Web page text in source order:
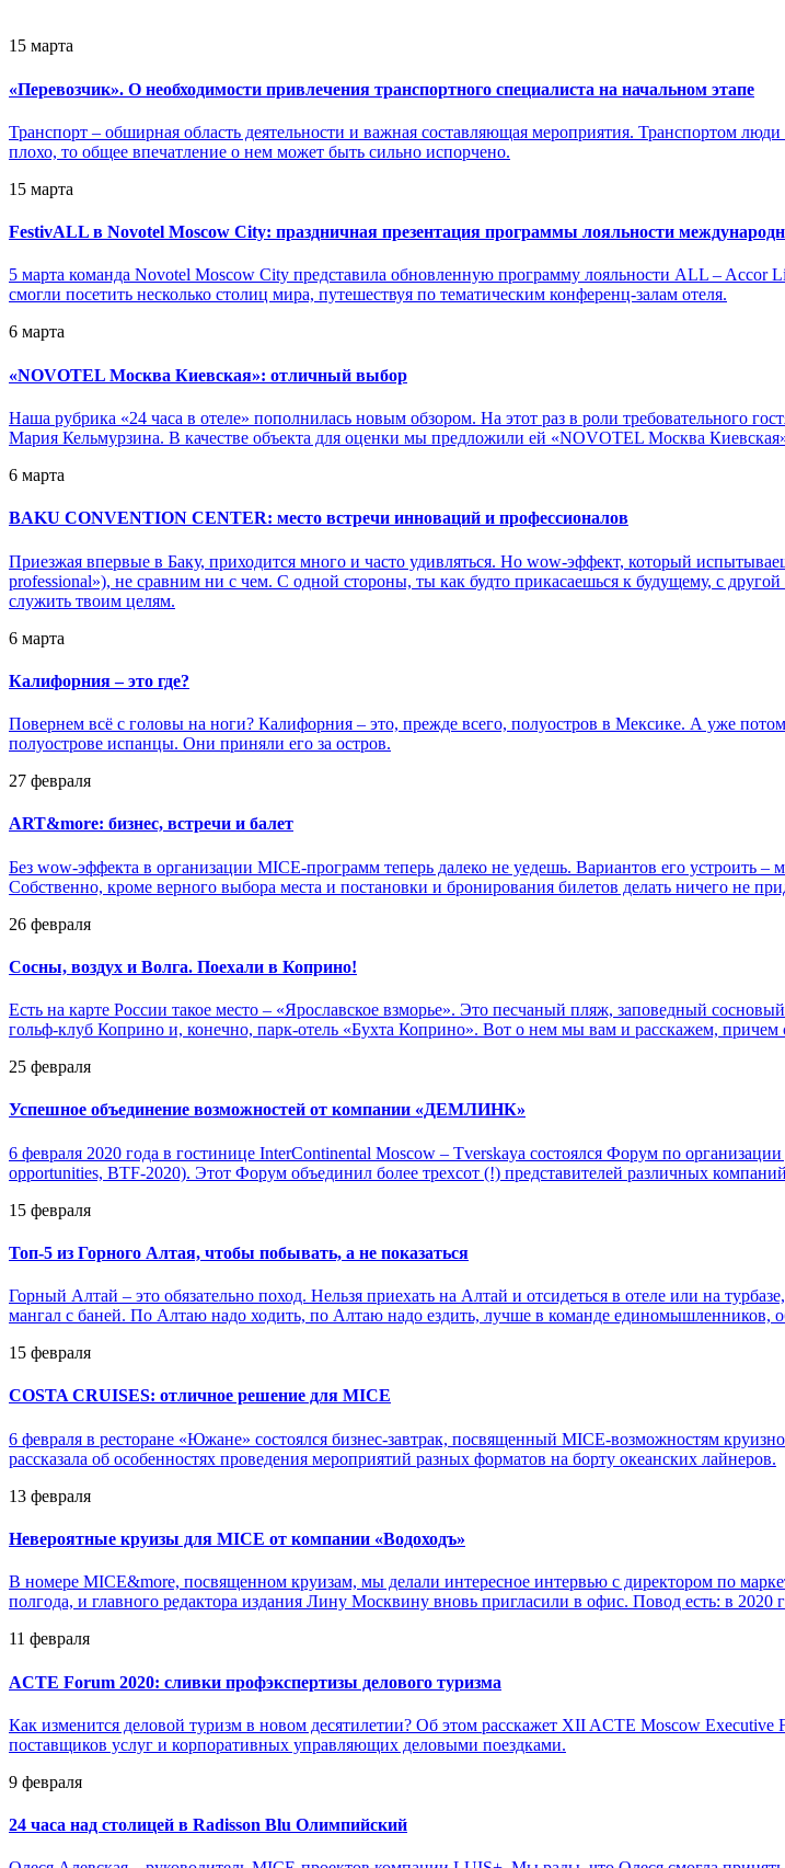
15 марта
«Перевозчик». О необходимости привлечения транспортного специалиста на начальном этапе
Транспорт – обширная область деятельности и важная составляющая мероприятия. Транспортом
плохо, то общее впечатление о нем может быть сильно испорчено.
15 марта
FestivALL в Novotel Moscow City: праздничная презентация программы лояльности
5 марта команда Novotel Moscow City представила обновленную программу лояльности ALL – Accor
смогли посетить несколько столиц мира, путешествуя по тематическим конференц-залам отеля.
6 марта
«NOVOTEL Москва Киевская»: отличный выбор
Наша рубрика «24 часа в отеле» пополнилась новым обзором. На этот раз в роли требовательного
Мария Кельмурзина. В качестве объекта для оценки мы предложили ей «NOVOTEL Москва
6 марта
BAKU CONVENTION CENTER: место встречи инноваций и профессионалов
Приезжая впервые в Баку, приходится много и часто удивляться. Но wow-эффект, который
professional»), не сравним ни с чем. С одной стороны, ты как будто прикасаешься к будущему, с
служить твоим целям.
6 марта
Калифорния – это где?
Повернем всё с головы на ноги? Калифорния – это, прежде всего, полуостров в Мексике. А уже
полуострове испанцы. Они приняли его за остров.
27 февраля
ART&more: бизнес, встречи и балет
Без wow-эффекта в организации MICE-программ теперь далеко не уедешь. Вариантов его устроить
Собственно, кроме верного выбора места и постановки и бронирования билетов делать ничего не
26 февраля
Сосны, воздух и Волга. Поехали в Коприно!
Есть на карте России такое место – «Ярославское взморье». Это песчаный пляж, заповедный
гольф-клуб Коприно и, конечно, парк-отель «Бухта Коприно». Вот о нем мы вам и расскажем, причем
25 февраля
Успешное объединение возможностей от компании «ДЕМЛИНК»
6 февраля 2020 года в гостинице InterContinental Moscow – Tverskaya состоялся Форум по
opportunities, BTF-2020). Этот Форум объединил более трехсот (!) представителей различных
15 февраля
Топ-5 из Горного Алтая, чтобы побывать, а не показаться
Горный Алтай – это обязательно поход. Нельзя приехать на Алтай и отсидеться в отеле или на
мангал с баней. По Алтаю надо ходить, по Алтаю надо ездить, лучше в команде единомышленников,
15 февраля
COSTA CRUISES: отличное решение для MICE
6 февраля в ресторане «Южане» состоялся бизнес-завтрак, посвященный MICE-возможностям
рассказала об особенностях проведения мероприятий разных форматов на борту океанских лайнеров.
13 февраля
Невероятные круизы для MICE от компании «Водоходъ»
В номере MICE&more, посвященном круизам, мы делали интересное интервью с директором по
полгода, и главного редактора издания Лину Москвину вновь пригласили в офис. Повод есть: в 2020
11 февраля
ACTE Forum 2020: сливки профэкспертизы делового туризма
Как изменится деловой туризм в новом десятилетии? Об этом расскажет XII ACTE Moscow
поставщиков услуг и корпоративных управляющих деловыми поездками.
9 февраля
24 часа над столицей в Radisson Blu Олимпийский